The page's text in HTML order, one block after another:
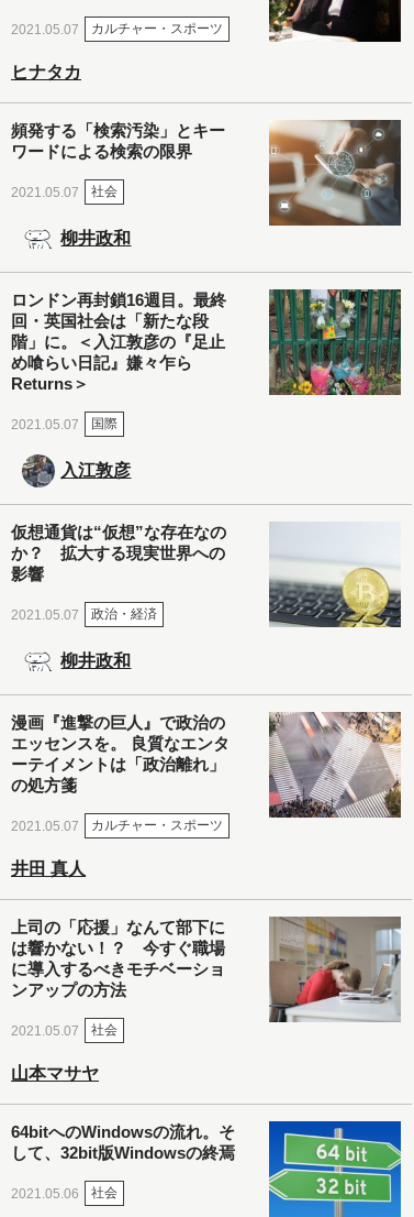
2021.05.07 カルチャー・スポーツ
ヒナタカ
頻発する「検索汚染」とキー
ワードによる検索の限界
2021.05.07 社会
柳井政和
ロンドン再封鎖16週目。最終
回・英国社会は「新たな段
階」に。＜入江敦彦の『足止
め喰らい日記』嫌々乍ら
Returns＞
2021.05.07 国際
入江敦彦
仮想通貨は“仮想”な存在なの
か？ 拡大する現実世界への
影響
2021.05.07 政治・経済
柳井政和
漫画『進撃の巨人』で政治の
エッセンスを。 良質なエンタ
ーテイメントは「政治離れ」
の処方箋
2021.05.07 カルチャー・スポーツ
井田 真人
上司の「応援」なんて部下に
は響かない！？ 今すぐ職場
に導入するべきモチベーショ
ンアップの方法
2021.05.07 社会
山本マサヤ
64bitへのWindowsの流れ。そ
して、32bit版Windowsの終焉
2021.05.06 社会